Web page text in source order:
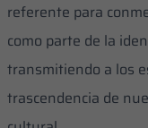
referente para
como parte de la
transmitiendo a los
trascendencia de